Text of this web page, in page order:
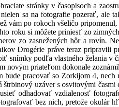
stránky v časopisoch a
sa na fotografie pozerať, ale
po rokoch všeličo
roku si môžete priniesť zo
zo zasnežených hôr a rovín.
Drogérie práve teraz pripravili
snímky podľa vlastného želania v
priateľom dokonale
pracovať so Zorkijom 4,
uzáver s osvitovými
odhadovať vzdialenosť
bez nich, pretože okulár